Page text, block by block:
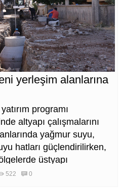
yerleşim alanlarına
programı
altyapı çalışmalarını
yağmur suyu,
hatları güçlendirilirken,
üstyapı
yürütülüyor.
522 0